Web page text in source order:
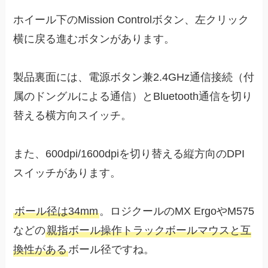
ホイール下のMission Controlボタン、左クリック
横に戻る進むボタンがあります。
製品裏面には、電源ボタン兼2.4GHz通信接続（付
属のドングルによる通信）とBluetooth通信を切り
替える横方向スイッチ。
また、600dpi/1600dpiを切り替える縦方向のDPI
スイッチがあります。
ボール径は34mm。ロジクールのMX ErgoやM575
などの親指ボール操作トラックボールマウスと互
換性があるボール径ですね。